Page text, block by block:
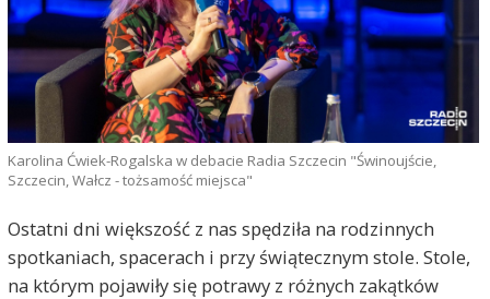
Karolina Ćwiek-Rogalska w debacie Radia Szczecin "Świnoujście,
Szczecin, Wałcz - tożsamość miejsca"
Ostatni dni większość z nas spędziła na rodzinnych
spotkaniach, spacerach i przy świątecznym stole. Stole,
na którym pojawiły się potrawy z różnych zakątków